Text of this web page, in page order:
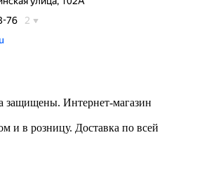
защищены. Интернет-магазин
и в розницу. Доставка по всей